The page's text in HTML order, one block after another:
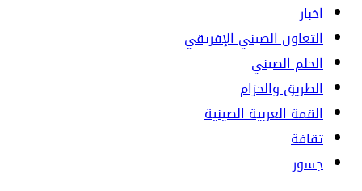
اخبار
التعاون الصيني الإفريقي
الحلم الصيني
الطريق والحزام
القمة العربية الصينية
ثقافة
جسور